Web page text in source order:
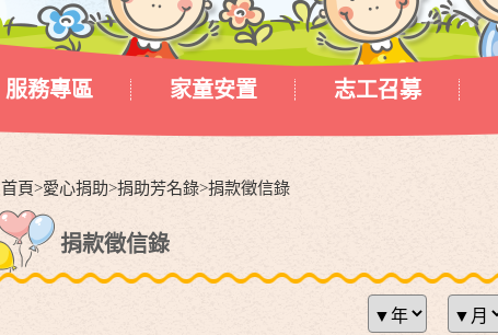
服務專區 家童安置 志工召募
首頁>愛心捐助>捐助芳名錄>捐款徵信錄
捐款徵信錄